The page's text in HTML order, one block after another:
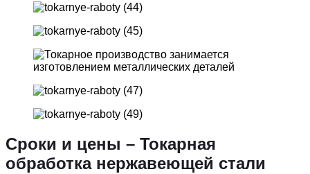
Сроки и цены – Токарная
обработка нержавеющей стали